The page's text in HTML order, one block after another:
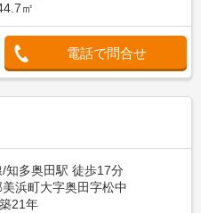
㎡
電話で問合せ
知多奥田駅 徒歩17分
浜町大字奥田字松中
築21年